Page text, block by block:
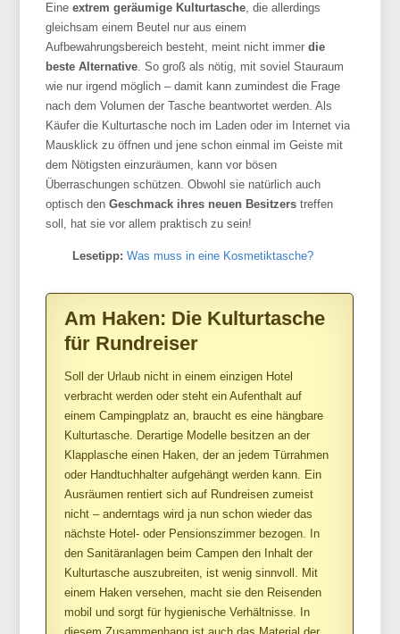
Eineextrem geräumige Kulturtasche, die allerdings
gleichsam einem Beutel nur aus einem
Aufbewahrungsbereich besteht, meint nicht immerdie
beste Alternative. So groß als nötig, mit soviel Stauraum
wie nur irgend möglich – damit kann zumindest die Frage
nach dem Volumen der Tasche beantwortet werden. Als
Käufer die Kulturtasche noch im Laden oder im Internet via
Mausklick zu öffnen und jene schon einmal im Geiste mit
dem Nötigsten einzuräumen, kann vor bösen
Überraschungen schützen. Obwohl sie natürlich auch
optisch denGeschmack ihres neuen Besitzers treffen
soll, hat sie vor allem praktisch zu sein!
Lesetipp: Was muss in eine Kosmetiktasche?
Am Haken: Die Kulturtasche
für Rundreiser
Soll der Urlaub nicht in einem einzigen Hotel
verbracht werden oder steht ein Aufenthalt auf
einem Campingplatz an, braucht es eine hängbare
Kulturtasche. Derartige Modelle besitzen an der
Klapplasche einen Haken, der an jedem Türrahmen
oder Handtuchhalter aufgehängt werden kann. Ein
Ausräumen rentiert sich auf Rundreisen zumeist
nicht – anderntags wird ja nun schon wieder das
nächste Hotel- oder Pensionszimmer bezogen. In
den Sanitäranlagen beim Campen den Inhalt der
Kulturtasche auszubreiten, ist wenig sinnvoll. Mit
einem Haken versehen, macht sie den Reisenden
mobil und sorgt für hygienische Verhältnisse. In